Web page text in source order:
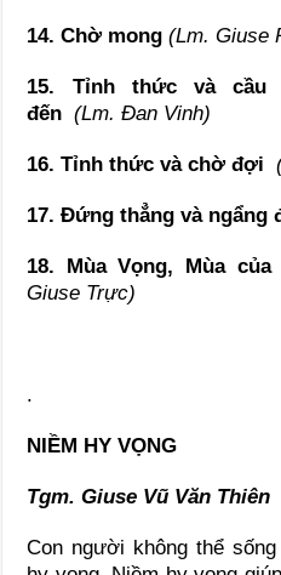
14. Chờ mong (Lm. Giuse
15. Tỉnh thức và cầu
đến (Lm. Đan Vinh)
16. Tỉnh thức và chờ đợi
17. Đứng thẳng và ngẩng
18. Mùa Vọng, Mùa
Giuse Trực)
.
NIỀM HY VỌNG
Tgm. Giuse Vũ Văn Thiên
Con người không thể